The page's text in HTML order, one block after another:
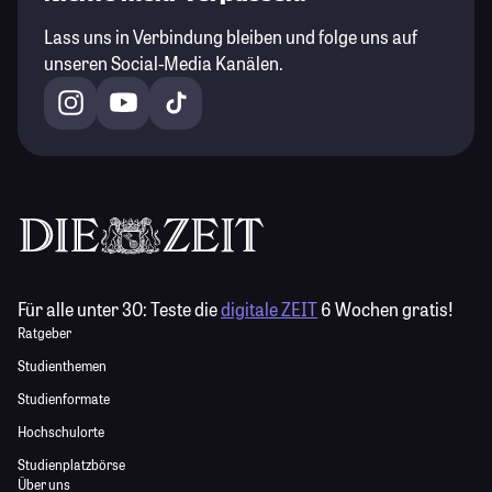
Lass uns in Verbindung bleiben und folge uns auf
unseren Social-Media Kanälen.
Für alle unter 30:Teste diedigitale ZEIT6 Wochen gratis!
Ratgeber
Studienthemen
Studienformate
Hochschulorte
Studienplatzbörse
Über uns